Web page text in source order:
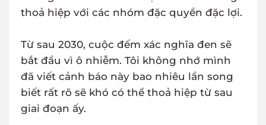
thoả hiệp với các nhóm đặc quyền đặc lợi.
Từ sau 2030, cuộc đếm xác nghĩa đen sẽ
bắt đầu vì ô nhiễm. Tôi không nhớ mình
đã viết cảnh báo này bao nhiêu lần song
biết rất rõ sẽ khó có thể thoả hiệp từ sau
giai đoạn ấy.